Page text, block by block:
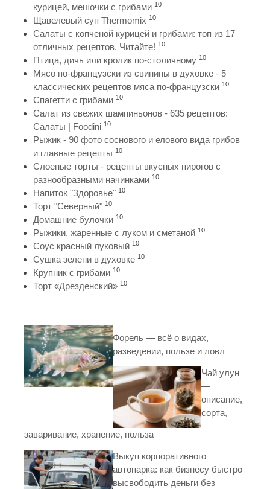
курицей, мешочки с грибами 10
Щавелевый суп Thermomix 10
Салаты с копченой курицей и грибами: топ из 17
отличных рецептов. Читайте! 10
Птица, дичь или кролик по-столичному 10
Мясо по-французски из свинины в духовке - 5
классических рецептов мяса по-французски 10
Спагетти с грибами 10
Салат из свежих шампиньонов - 635 рецептов:
Салаты | Foodini 10
Рыжик - 90 фото соснового и елового вида грибов
и главные рецепты 10
Слоеные торты - рецепты вкусных пирогов с
разнообразными начинками 10
Напиток "Здоровье" 10
Торт "Северный" 10
Домашние булочки 10
Рыжики, жаренные с луком и сметаной 10
Соус красный луковый 10
Сушка зелени в духовке 10
Крупник с грибами 10
Торт «Дрезденский» 10
Форель — всё о видах,
разведении, пользе и ловл
Чай улун
—
описание,
сорта,
заваривание, хранение, польза
Выкуп корпоративного
автопарка: как бизнесу быстро
высвободить деньги без